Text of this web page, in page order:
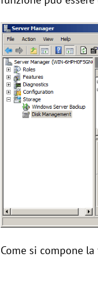
Come si compone